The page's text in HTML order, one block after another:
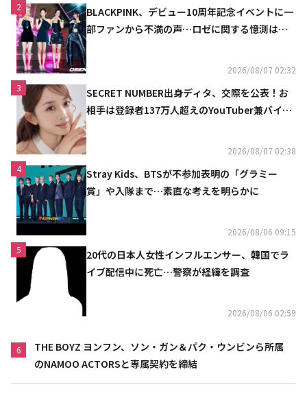
2
BLACKPINK、デビュー10周年記念イベントに一
部ファンから不満の声…ロゼに関する憶測は否
2026/08/07 02:32
3
SECRET NUMBER出身ディタ、交際を公表！お
相手は登録者137万人超えのYouTuber兼バイオ
2026/08/07 02:38
4
Stray Kids、BTSが不参加表明の「グラミー
賞」や入隊まで…素直な考えを明らかに
2026/08/06 09:15
5
20代の日本人女性インフルエンサー、韓国でラ
イブ配信中に死亡…警察が経緯を調査
2026/08/06 02:59
6
THE BOYZ ヨンフン、ソン・ガン＆パク・ウンビンら所属
のNAMOO ACTORSと専属契約を締結